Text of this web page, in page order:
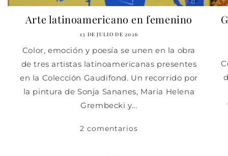
Arte latinoamericano en femenino
13 DE JULIO DE 2026
Color, emoción y poesía se unen en la obra
de tres artistas latinoamericanas presentes
en la Colección Gaudifond. Un recorrido por
la pintura de Sonja Sananes, Maria Helena
Grembecki y...
2 comentarios